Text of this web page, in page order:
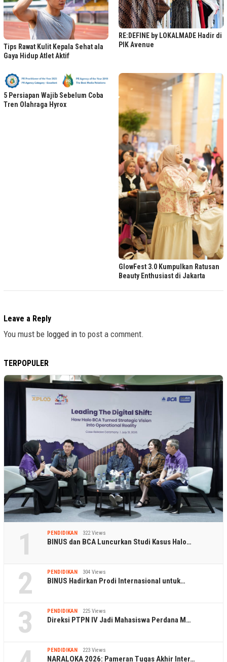
Tips Rawat Kulit Kepala Sehat ala
Gaya Hidup Atlet Aktif
RE:DEFINE by LOKALMADE Hadir di
PIK Avenue
5 Persiapan Wajib Sebelum Coba
Tren Olahraga Hyrox
GlowFest 3.0 Kumpulkan Ratusan
Beauty Enthusiast di Jakarta
Leave a Reply
You must be logged in to post a comment.
TERPOPULER
1 PENDIDIKAN 322 Views
BINUS dan BCA Luncurkan Studi Kasus Halo…
2 PENDIDIKAN 304 Views
BINUS Hadirkan Prodi Internasional untuk…
3 PENDIDIKAN 225 Views
Direksi PTPN IV Jadi Mahasiswa Perdana M…
PENDIDIKAN 223 Views
NARALOKA 2026: Pameran Tugas Akhir Inter…